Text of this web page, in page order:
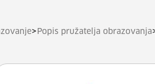
> Popis pružatelja obrazovanja